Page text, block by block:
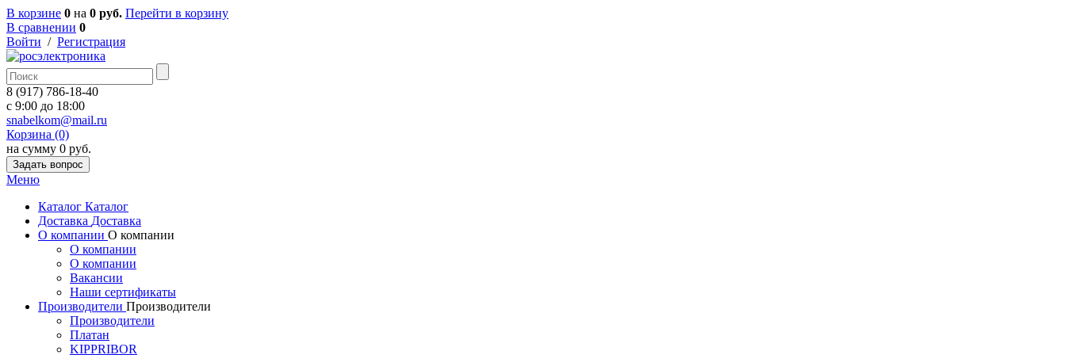
В корзине 0 на 0 руб. Перейти в корзину
В сравнении 0
Войти / Регистрация
8 (917) 786-18-40
c 9:00 до 18:00
snabelkom@mail.ru
Корзина (0)
на сумму 0 руб.
Задать вопрос
Меню
Каталог Каталог
Доставка Доставка
О компании О компании
О компании
О компании
Вакансии
Наши сертификаты
Производители Производители
Производители
Платан
KIPPRIBOR